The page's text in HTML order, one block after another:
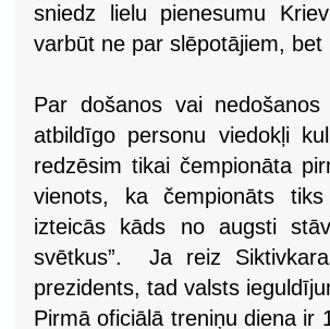
sniedz lielu pienesumu
varbūt ne par slēpotājiem,
Par došanos vai
atbildīgo personu viedokļi
redzēsim tikai čempionāta
vienots, ka čempionāts
izteicās kāds no augsti
svētkus”. Ja reiz
prezidents, tad valsts
Pirmā oficiālā treniņu diena